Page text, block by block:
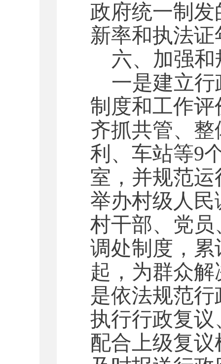
政府统一制
新率和执法证
六、加强
一是建立
制度和工作
齐抓共管、
利、车站等9
室，并规范
举办村级人
村干部、党
调处制度，累
起，为群众
是依法规范
执行行政复
配合上级复